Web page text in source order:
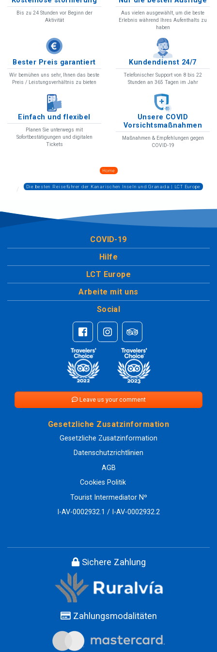
Bis zu 24 Stunden vor Beginn der
Aktivität
Aus vielen ausgewählt, um die beste
Erlebnis während Ihres Aufenthalts zu
haben
Bester Preis garantiert
Wir bemühen uns sehr, Ihnen das beste
Preis / Leistungsverhältnis zu bieten
Kundendienst 24/7
Telefonischer Support von 8 bis 22
Stunden an 365 Tagen im Jahr
Einfach und flexibel
Planen Sie unterwegs mit
Sofortbestätigungen und digitalen
Tickets
Unsere COVID
Vorsichtsmaßnahmen
Maßnahmen & Empfehlungen gegen
COVID-19
Home
Die besten Reiseführer der Kanarischen Inseln und Granada | LCT Europe
COVID-19
Hilfe
LCT Europe
Gesetzliche Zusatzinformation
Gesetzliche Zusatzinformation
Datenschutzrichtlinien
AGB
Cookies Politik
Tourist Intermediator Nº
I-AV-0002932.1 / I-AV-0002932.2
Arbeite mit uns
Social
Leave us your comment
Sichere Zahlung
Zahlungsmodalitäten